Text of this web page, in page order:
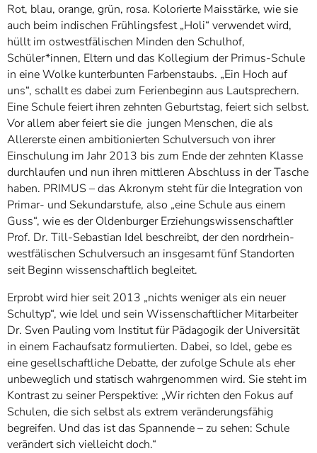
Rot, blau, orange, grün, rosa. Kolorierte Maisstärke, wie sie
auch beim indischen Frühlingsfest „Holi“ verwendet wird,
hüllt im ostwestfälischen Minden den Schulhof,
Schüler*innen, Eltern und das Kollegium der Primus-Schule
in eine Wolke kunterbunten Farbenstaubs. „Ein Hoch auf
uns“, schallt es dabei zum Ferienbeginn aus Lautsprechern.
Eine Schule feiert ihren zehnten Geburtstag, feiert sich selbst.
Vor allem aber feiert sie die jungen Menschen, die als
Allererste einen ambitionierten Schulversuch von ihrer
Einschulung im Jahr 2013 bis zum Ende der zehnten Klasse
durchlaufen und nun ihren mittleren Abschluss in der Tasche
haben. PRIMUS – das Akronym steht für die Integration von
Primar- und Sekundarstufe, also „eine Schule aus einem
Guss“, wie es der Oldenburger Erziehungswissenschaftler
Prof. Dr. Till-Sebastian Idel beschreibt, der den nordrhein-
westfälischen Schulversuch an insgesamt fünf Standorten
seit Beginn wissenschaftlich begleitet.
Erprobt wird hier seit 2013 „nichts weniger als ein neuer
Schultyp“, wie Idel und sein Wissenschaftlicher Mitarbeiter
Dr. Sven Pauling vom Institut für Pädagogik der Universität
in einem Fachaufsatz formulierten. Dabei, so Idel, gebe es
eine gesellschaftliche Debatte, der zufolge Schule als eher
unbeweglich und statisch wahrgenommen wird. Sie steht im
Kontrast zu seiner Perspektive: „Wir richten den Fokus auf
Schulen, die sich selbst als extrem veränderungsfähig
begreifen. Und das ist das Spannende – zu sehen: Schule
verändert sich vielleicht doch.“